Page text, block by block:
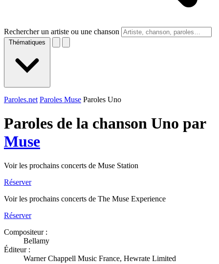
Rechercher un artiste ou une chanson
Thématiques
Paroles.net Paroles Muse Paroles Uno
Paroles de la chanson Uno par
Muse
Voir les prochains concerts de Muse Station
Réserver
Voir les prochains concerts de The Muse Experience
Réserver
Compositeur :
Bellamy
Éditeur :
Warner Chappell Music France, Hewrate Limited